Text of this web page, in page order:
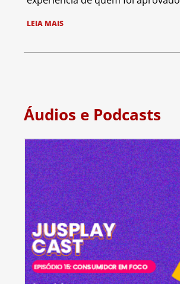
LEIA MAIS
Áudios e Podcasts